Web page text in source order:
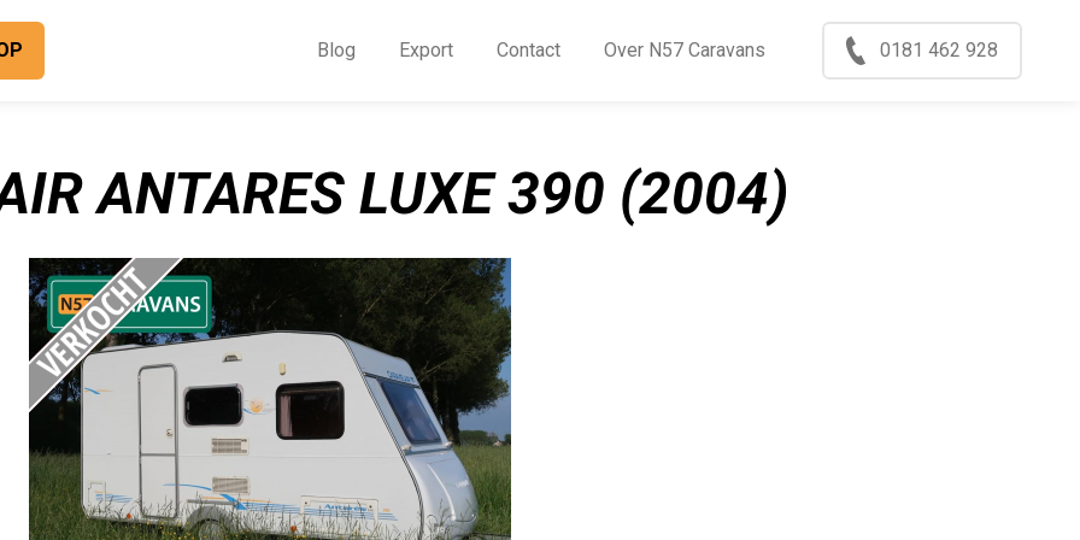
Blog Export Contact Over N57 Caravans 0181 462 928
ANTARES LUXE 390 (2004)
Blog